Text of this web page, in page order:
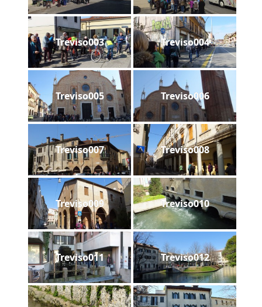
Treviso003 Treviso004
Treviso005 Treviso006
Treviso007 Treviso008
Treviso009 Treviso010
Treviso011 Treviso012